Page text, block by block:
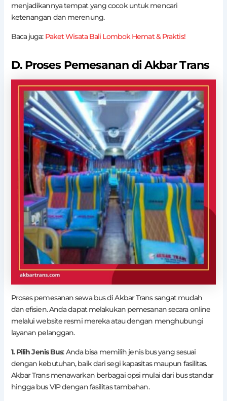
menjadikannya tempat yang cocok untuk mencari
ketenangan dan merenung.
Baca juga: Paket Wisata Bali Lombok Hemat & Praktis!
D. Proses Pemesanan di Akbar Trans
Proses pemesanan sewa bus di Akbar Trans sangat mudah
dan efisien. Anda dapat melakukan pemesanan secara online
melalui website resmi mereka atau dengan menghubungi
layanan pelanggan.
1. Pilih Jenis Bus: Anda bisa memilih jenis bus yang sesuai
dengan kebutuhan, baik dari segi kapasitas maupun fasilitas.
Akbar Trans menawarkan berbagai opsi mulai dari bus standar
hingga bus VIP dengan fasilitas tambahan.